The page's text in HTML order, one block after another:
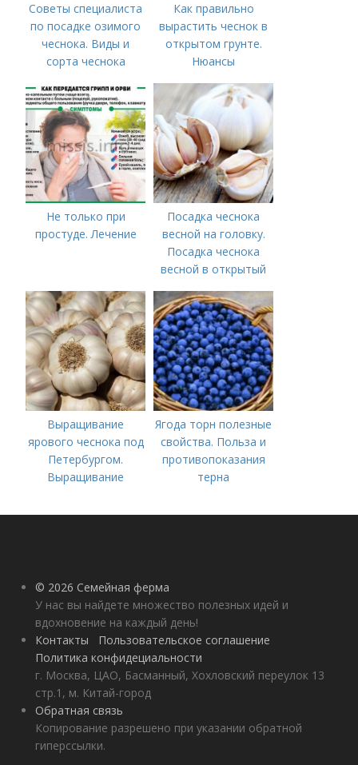
Советы специалиста
по посадке озимого
чеснока. Виды и
сорта чеснока
Как правильно
вырастить чеснок в
открытом грунте.
Нюансы
озимого чеснока
Не только при
простуде. Лечение
Посадка чеснока
весной на головку.
Посадка чеснока
весной в открытый
Выращивание
ярового чеснока под
Петербургом.
Выращивание
важных моментов
Ягода торн полезные
свойства. Польза и
противопоказания
терна
© 2026 Семейная ферма
У нас вы найдете множество полезных идей и
вдохновение на каждый день!
Контакты
Пользовательское соглашение
Политика конфидециальности
г. Москва, ЦАО, Басманный, Хохловский переулок 13
стр.1, м. Китай-город
Обратная связь
Копирование разрешено при указании обратной
гиперссылки.